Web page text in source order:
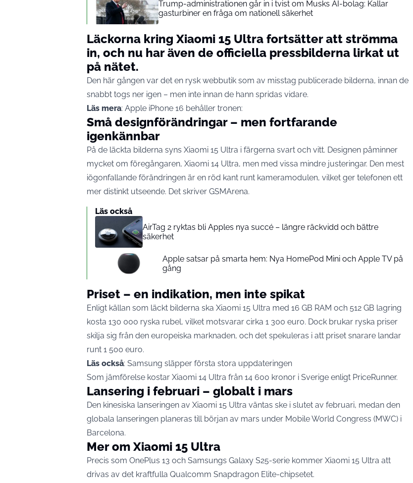
Trump-administrationen går in i tvist om Musks AI-bolag: Kallar
gasturbiner en fråga om nationell säkerhet
Läckorna kring Xiaomi 15 Ultra fortsätter att strömma
in, och nu har även de officiella pressbilderna lirkat ut
på nätet.
Den här gången var det en rysk webbutik som av misstag publicerade bilderna, innan de
snabbt togs ner igen – men inte innan de hann spridas vidare.
Läs mera: Apple iPhone 16 behåller tronen:
Små designförändringar – men fortfarande
igenkännbar
På de läckta bilderna syns Xiaomi 15 Ultra i färgerna svart och vitt. Designen påminner
mycket om föregångaren, Xiaomi 14 Ultra, men med vissa mindre justeringar. Den mest
iögonfallande förändringen är en röd kant runt kameramodulen, vilket ger telefonen ett
mer distinkt utseende. Det skriver GSMArena.
Läs också
AirTag 2 ryktas bli Apples nya succé – längre räckvidd och bättre
säkerhet
Apple satsar på smarta hem: Nya HomePod Mini och Apple TV på
gång
Priset – en indikation, men inte spikat
Enligt källan som läckt bilderna ska Xiaomi 15 Ultra med 16 GB RAM och 512 GB lagring
kosta 130 000 ryska rubel, vilket motsvarar cirka 1 300 euro. Dock brukar ryska priser
skilja sig från den europeiska marknaden, och det spekuleras i att priset snarare landar
runt 1 500 euro.
Läs också: Samsung släpper första stora uppdateringen
Som jämförelse kostar Xiaomi 14 Ultra från 14 600 kronor i Sverige enligt PriceRunner.
Lansering i februari – globalt i mars
Den kinesiska lanseringen av Xiaomi 15 Ultra väntas ske i slutet av februari, medan den
globala lanseringen planeras till början av mars under Mobile World Congress (MWC) i
Barcelona.
Mer om Xiaomi 15 Ultra
Precis som OnePlus 13 och Samsungs Galaxy S25-serie kommer Xiaomi 15 Ultra att
drivas av det kraftfulla Qualcomm Snapdragon Elite-chipsetet.